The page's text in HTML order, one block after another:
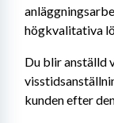
högkvalitativa
Du blir anställd
kunden efter